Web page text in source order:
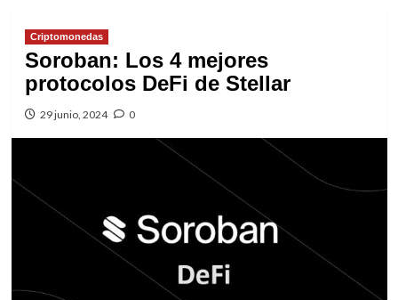
Criptomonedas
Soroban: Los 4 mejores
protocolos DeFi de Stellar
29 junio, 2024 0